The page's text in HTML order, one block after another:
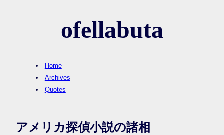
ofellabuta
Home
Archives
Quotes
アメリカ探偵小説の諸相